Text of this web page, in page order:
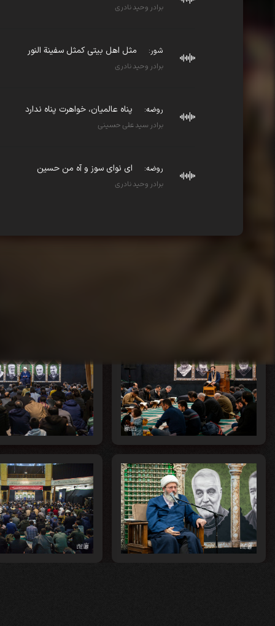
برادر وحید نادری
شور:
مثل اهل بیتی کمثل سفینة النور
برادر وحید نادری
روضه:
پناه عالمیان، خواهرت پناه ندارد
برادر سید علی حسینی
روضه:
ای نوای سوز و آه من حسین
برادر وحید نادری